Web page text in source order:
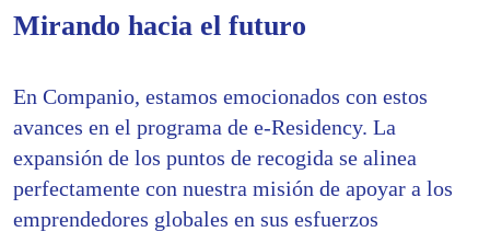
Mirando hacia el futuro
En Companio, estamos emocionados con estos
avances en el programa de e-Residency. La
expansión de los puntos de recogida se alinea
perfectamente con nuestra misión de apoyar a los
emprendedores globales en sus esfuerzos